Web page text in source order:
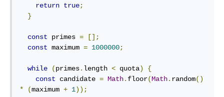
return true;
}
const primes =
[];
const maximum = 1000000;
while (primes. length < quota)
{
const candidate = Math. floor(Math. random()
*
(maximum + 1));